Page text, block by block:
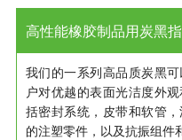
高性能橡胶制品用炭黑
我们的一系列高品质炭黑
户对优越的表面光洁度外
括密封系统，皮带和软管
的注塑零件，以及抗振组件